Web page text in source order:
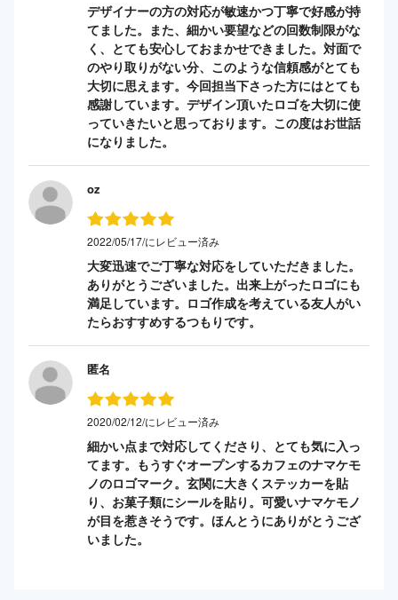
デザイナーの方の対応が敏速かつ丁寧で好感が持
てました。また、細かい要望などの回数制限がな
く、とても安心しておまかせできました。対面で
のやり取りがない分、このような信頼感がとても
大切に思えます。今回担当下さった方にはとても
感謝しています。デザイン頂いたロゴを大切に使
っていきたいと思っております。この度はお世話
になりました。
oz
2022/05/17/にレビュー済み
大変迅速でご丁寧な対応をしていただきました。
ありがとうございました。出来上がったロゴにも
満足しています。ロゴ作成を考えている友人がい
たらおすすめするつもりです。
匿名
2020/02/12/にレビュー済み
細かい点まで対応してくださり、とても気に入っ
てます。もうすぐオープンするカフェのナマケモ
ノのロゴマーク。玄関に大きくステッカーを貼
り、お菓子類にシールを貼り。可愛いナマケモノ
が目を惹きそうです。ほんとうにありがとうござ
いました。